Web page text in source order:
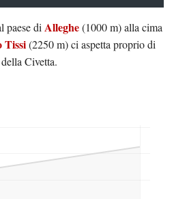
paese di Alleghe(1000 m) alla cima
Tissi(2250 m) ci aspetta proprio di
Civetta.